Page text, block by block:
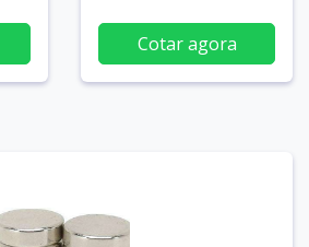
Cotar agora